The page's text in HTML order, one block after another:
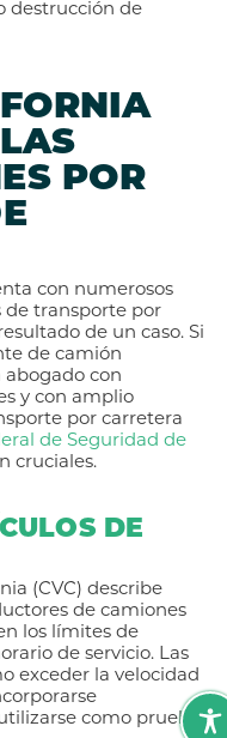
destrucción de
POR
con numerosos
de transporte por
de un caso. Si
de camión
abogado con
y con amplio
por carretera
de Seguridad de
cruciales.
DE
(CVC) describe
de camiones
los límites de
de servicio. Las
exceder la velocidad
como prueba